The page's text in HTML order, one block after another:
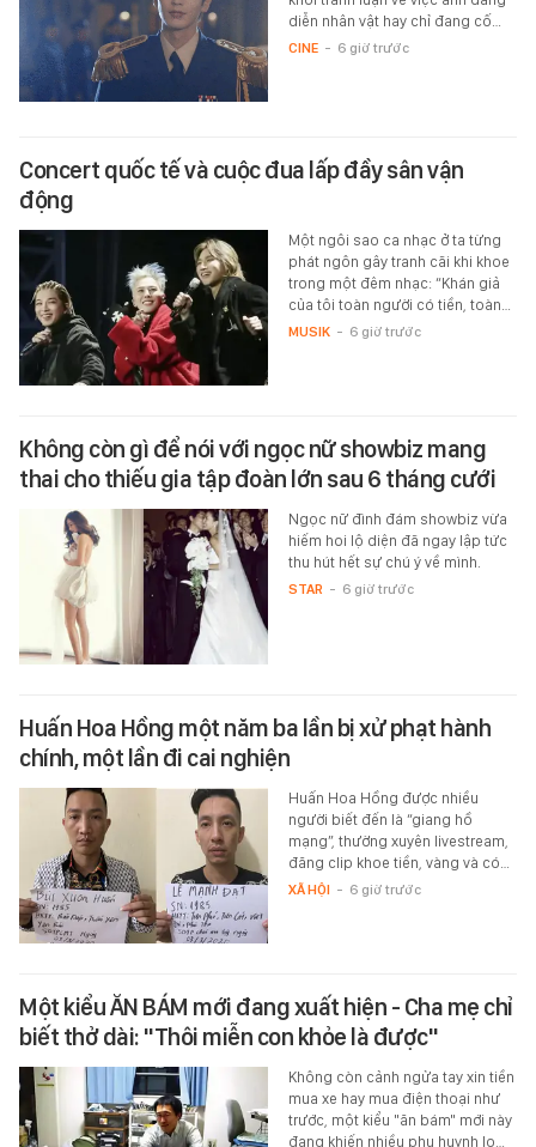
diễn nhân vật hay chỉ đang cố…
CINE - 6 giờ trước
Concert quốc tế và cuộc đua lấp đầy sân vận
động
Một ngôi sao ca nhạc ở ta từng
phát ngôn gây tranh cãi khi khoe
trong một đêm nhạc: “Khán giả
của tôi toàn người có tiền, toàn…
MUSIK - 6 giờ trước
Không còn gì để nói với ngọc nữ showbiz mang
thai cho thiếu gia tập đoàn lớn sau 6 tháng cưới
Ngọc nữ đình đám showbiz vừa
hiếm hoi lộ diện đã ngay lập tức
thu hút hết sự chú ý về mình.
STAR - 6 giờ trước
Huấn Hoa Hồng một năm ba lần bị xử phạt hành
chính, một lần đi cai nghiện
Huấn Hoa Hồng được nhiều
người biết đến là “giang hồ
mạng”, thường xuyên livestream,
đăng clip khoe tiền, vàng và có…
XÃ HỘI - 6 giờ trước
Một kiểu ĂN BÁM mới đang xuất hiện - Cha mẹ chỉ
biết thở dài: "Thôi miễn con khỏe là được"
Không còn cảnh ngửa tay xin tiền
mua xe hay mua điện thoại như
trước, một kiểu "ăn bám" mới này
đang khiến nhiều phụ huynh lo…